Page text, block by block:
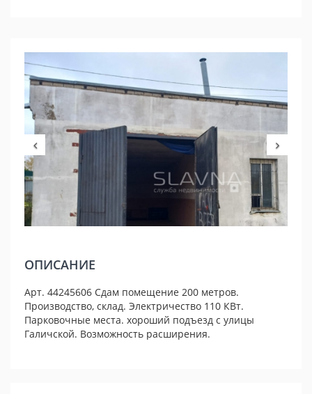
Previous
ОПИСАНИЕ
Арт. 44245606 Сдам помещение 200 метров.
Производство, склад. Электричество 110 КВт.
Парковочные места. хороший подъезд с улицы
Галичской. Возможность расширения.